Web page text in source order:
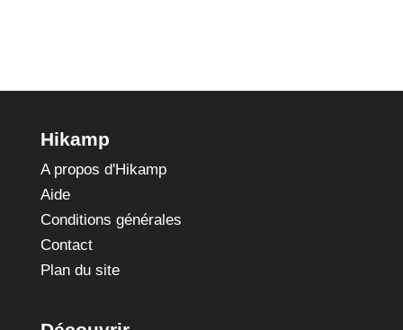
Hikamp
A propos d'Hikamp
Aide
Conditions générales
Contact
Plan du site